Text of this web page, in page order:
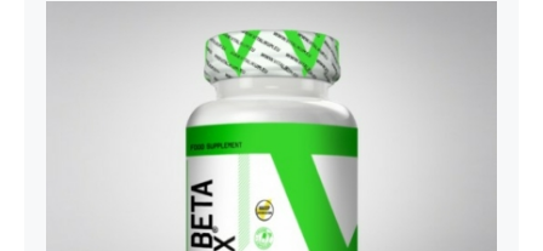
CREA BETA MATRIX
Napumpanko Svi proizvodi
1.800,00 рсд